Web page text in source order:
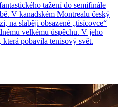
tažení do semifinále
V kanadském Montrealu český
na slaběji obsazené „tisícovce“
velkému úspěchu. V jeho
která pobavila tenisový svět.